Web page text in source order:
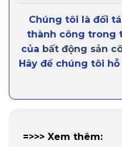
Chúng tôi là đối
thành công trong
của bất động sản
Hãy để chúng tôi
=>>> Xem thêm: